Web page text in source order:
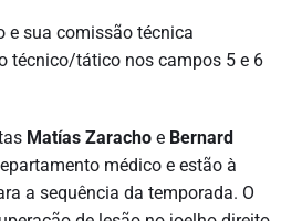
e sua comissão técnica
técnico/tático nos campos 5 e 6
Matías Zaracho e Bernard
médico e estão à
a sequência da temporada. O